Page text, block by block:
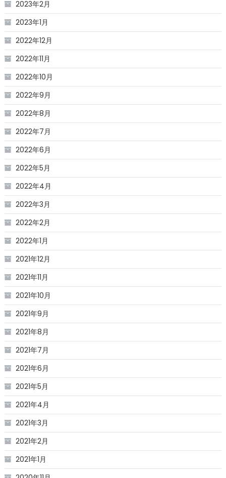
2023年2月
2023年1月
2022年12月
2022年11月
2022年10月
2022年9月
2022年8月
2022年7月
2022年6月
2022年5月
2022年4月
2022年3月
2022年2月
2022年1月
2021年12月
2021年11月
2021年10月
2021年9月
2021年8月
2021年7月
2021年6月
2021年5月
2021年4月
2021年3月
2021年2月
2021年1月